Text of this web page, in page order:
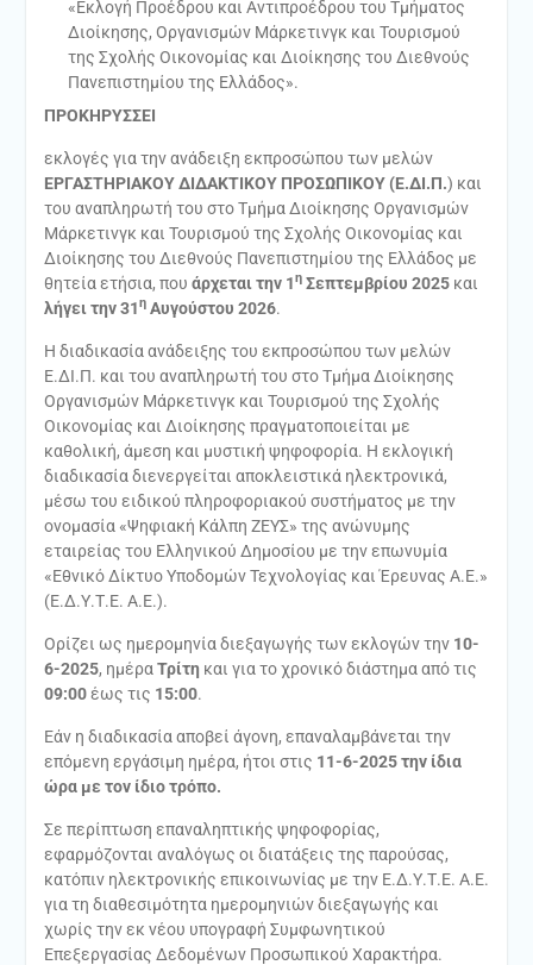
«Εκλογή Προέδρου και Αντιπροέδρου του Τμήματος
Διοίκησης, Οργανισμών Μάρκετινγκ και Τουρισμού
της Σχολής Οικονομίας και Διοίκησης του Διεθνούς
Πανεπιστημίου της Ελλάδος».
ΠΡΟΚΗΡΥΣΣΕΙ
εκλογές για την ανάδειξη εκπροσώπου των μελών
ΕΡΓΑΣΤΗΡΙΑΚΟΥ ΔΙΔΑΚΤΙΚΟΥ ΠΡΟΣΩΠΙΚΟΥ (Ε.ΔΙ.Π.) και
του αναπληρωτή του στο Τμήμα Διοίκησης Οργανισμών
Μάρκετινγκ και Τουρισμού της Σχολής Οικονομίας και
Διοίκησης του Διεθνούς Πανεπιστημίου της Ελλάδος με
θητεία ετήσια, που άρχεται την 1ηΣεπτεμβρίου 2025 και
λήγει την 31ηΑυγούστου 2026.
Η διαδικασία ανάδειξης του εκπροσώπου των μελών
Ε.ΔΙ.Π. και του αναπληρωτή του στο Τμήμα Διοίκησης
Οργανισμών Μάρκετινγκ και Τουρισμού της Σχολής
Οικονομίας και Διοίκησης πραγματοποιείται με
καθολική, άμεση και μυστική ψηφοφορία. Η εκλογική
διαδικασία διενεργείται αποκλειστικά ηλεκτρονικά,
μέσω του ειδικού πληροφοριακού συστήματος με την
ονομασία «Ψηφιακή Κάλπη ΖΕΥΣ» της ανώνυμης
εταιρείας του Ελληνικού Δημοσίου με την επωνυμία
«Εθνικό Δίκτυο Υποδομών Τεχνολογίας και Έρευνας Α.Ε.»
(Ε.Δ.Υ.Τ.Ε. Α.Ε.).
Ορίζει ως ημερομηνία διεξαγωγής των εκλογών την 10-
6-2025, ημέρα Τρίτη και για το χρονικό διάστημα από τις
09:00έως τις 15:00.
Εάν η διαδικασία αποβεί άγονη, επαναλαμβάνεται την
επόμενη εργάσιμη ημέρα, ήτοι στις 11-6-2025 τηνίδια
ώρα με τον ίδιο τρόπο.
Σε περίπτωση επαναληπτικής ψηφοφορίας,
εφαρμόζονται αναλόγως οι διατάξεις της παρούσας,
κατόπιν ηλεκτρονικής επικοινωνίας με την Ε.Δ.Υ.Τ.Ε. Α.Ε.
για τη διαθεσιμότητα ημερομηνιών διεξαγωγής και
χωρίς την εκ νέου υπογραφή Συμφωνητικού
Επεξεργασίας Δεδομένων Προσωπικού Χαρακτήρα.